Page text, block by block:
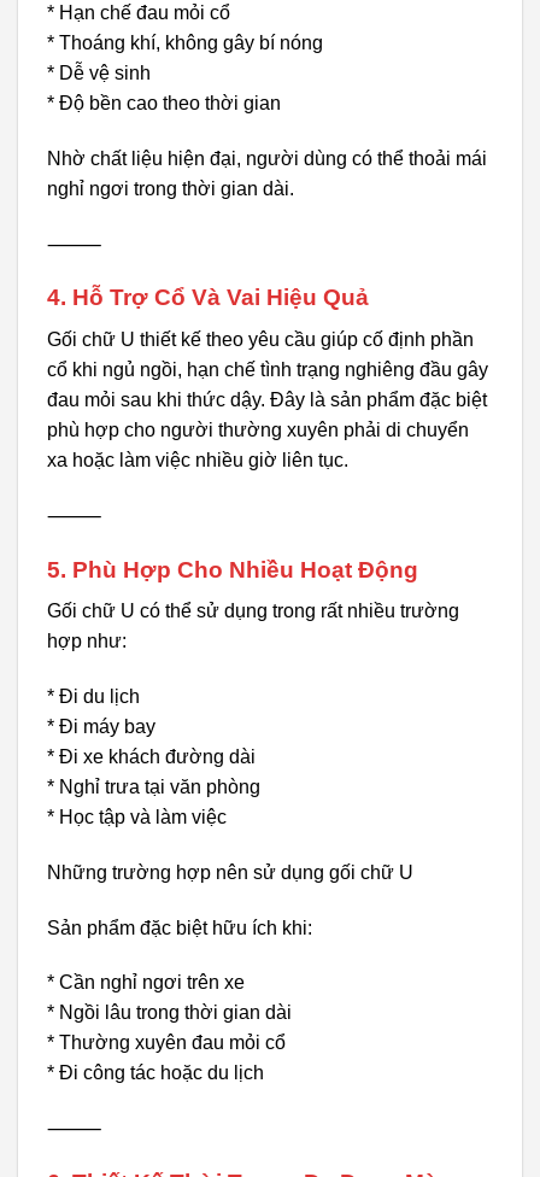
* Hạn chế đau mỏi cổ
* Thoáng khí, không gây bí nóng
* Dễ vệ sinh
* Độ bền cao theo thời gian
Nhờ chất liệu hiện đại, người dùng có thể thoải mái
nghỉ ngơi trong thời gian dài.
⸻
4. Hỗ Trợ Cổ Và Vai Hiệu Quả
Gối chữ U thiết kế theo yêu cầu giúp cố định phần
cổ khi ngủ ngồi, hạn chế tình trạng nghiêng đầu gây
đau mỏi sau khi thức dậy. Đây là sản phẩm đặc biệt
phù hợp cho người thường xuyên phải di chuyển
xa hoặc làm việc nhiều giờ liên tục.
⸻
5. Phù Hợp Cho Nhiều Hoạt Động
Gối chữ U có thể sử dụng trong rất nhiều trường
hợp như:
* Đi du lịch
* Đi máy bay
* Đi xe khách đường dài
* Nghỉ trưa tại văn phòng
* Học tập và làm việc
Những trường hợp nên sử dụng gối chữ U
Sản phẩm đặc biệt hữu ích khi:
* Cần nghỉ ngơi trên xe
* Ngồi lâu trong thời gian dài
* Thường xuyên đau mỏi cổ
* Đi công tác hoặc du lịch
⸻